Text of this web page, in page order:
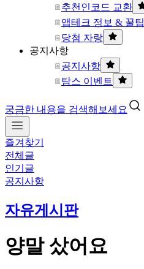
추천인코드 교환
앱테크 정보 & 꿀팁
당첨 자랑
공지사항
공지사항
탐스 이벤트
궁금한 내용을 검색해보세요
즐겨찾기
전체글
인기글
공지사항
자유게시판
양말 샀어요